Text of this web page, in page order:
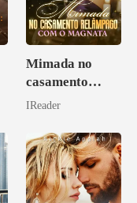
Mimada no
casamento
relâmpago com
IReader